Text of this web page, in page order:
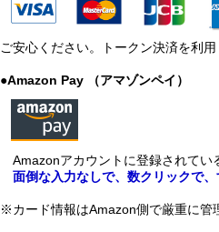
ご安心ください。トークン決済を利
●Amazon Pay （アマゾンペイ）
Amazonアカウントに登録されてい
面倒な入力なしで、数クリックで
※カード情報はAmazon側で厳重に管